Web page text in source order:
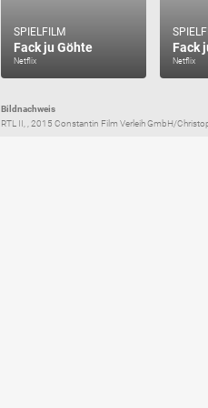
SPIELFILM
Fack ju Göhte
Netflix
Fack
Netflix
Bildnachweis
RTL II, , 2015 Constantin Film Verleih GmbH/